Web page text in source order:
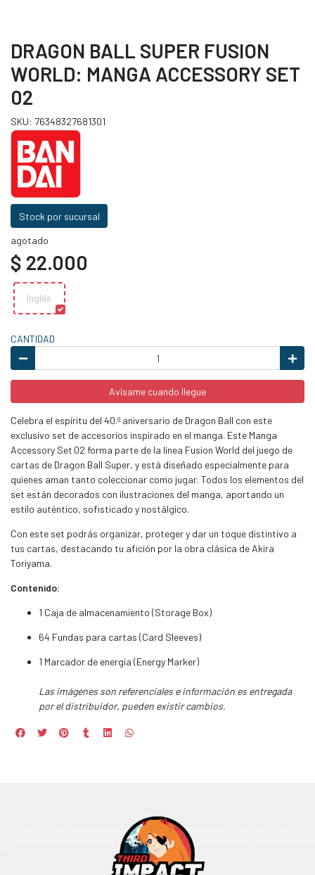
DRAGON BALL SUPER FUSION
WORLD: MANGA ACCESSORY SET
02
SKU: 76348327681301
Stock por sucursal
agotado
$ 22.000
Inglés
CANTIDAD
Avísame cuando llegue
Celebra el espíritu del 40.º aniversario de Dragon Ball con este
exclusivo set de accesorios inspirado en el manga. Este Manga
Accessory Set 02 forma parte de la línea Fusion World del juego de
cartas de Dragon Ball Super, y está diseñado especialmente para
quienes aman tanto coleccionar como jugar. Todos los elementos del
set están decorados con ilustraciones del manga, aportando un
estilo auténtico, sofisticado y nostálgico.
Con este set podrás organizar, proteger y dar un toque distintivo a
tus cartas, destacando tu afición por la obra clásica de Akira
Toriyama.
Contenido:
1 Caja de almacenamiento (Storage Box)
64 Fundas para cartas (Card Sleeves)
1 Marcador de energía (Energy Marker)
Las imágenes son referenciales e información es entregada
por el distribuidor, pueden existir cambios.